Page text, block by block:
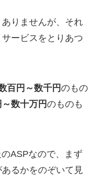
りませんが、それ
ービスをとりあつ
百円～数千円のもの
数十万円のものも
ASPなので、まず
るかをのぞいて見